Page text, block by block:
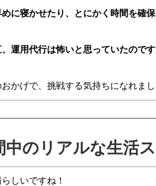
めに寝かせたり、とにかく時間を確
、運用代行は怖いと思っていたので
おかげで、挑戦する気持ちになれまし
中のリアルな生活
しいですね！